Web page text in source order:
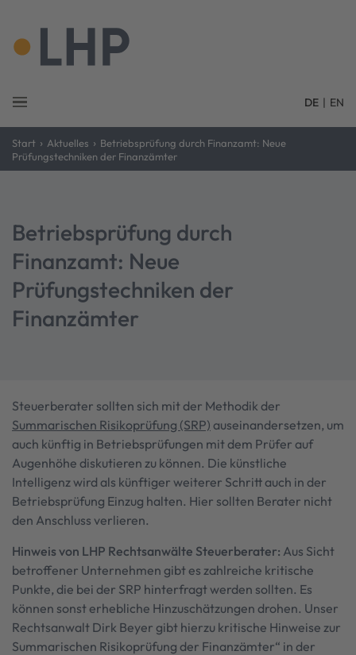
DE | EN
Start › Aktuelles › Betriebsprüfung durch Finanzamt: Neue
Prüfungstechniken der Finanzämter
Betriebsprüfung durch
Finanzamt: Neue
Prüfungstechniken der
Finanzämter
Steuerberater sollten sich mit der Methodik der
Summarischen Risikoprüfung (SRP) auseinandersetzen, um
auch künftig in Betriebsprüfungen mit dem Prüfer auf
Augenhöhe diskutieren zu können. Die künstliche
Intelligenz wird als künftiger weiterer Schritt auch in der
Betriebsprüfung Einzug halten. Hier sollten Berater nicht
den Anschluss verlieren.
Hinweis von LHP Rechtsanwälte Steuerberater: Aus Sicht
betroffener Unternehmen gibt es zahlreiche kritische
Punkte, die bei der SRP hinterfragt werden sollten. Es
können sonst erhebliche Hinzuschätzungen drohen. Unser
Rechtsanwalt Dirk Beyer gibt hierzu kritische Hinweise zur
Summarischen Risikoprüfung der Finanzämter“ in der